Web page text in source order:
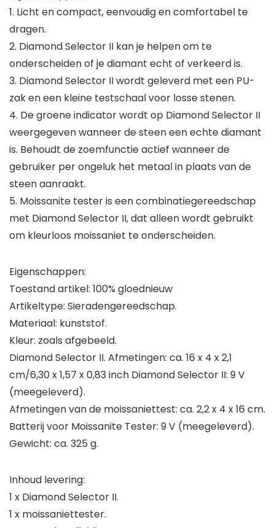
1. Licht en compact, eenvoudig en comfortabel te
dragen.
2. Diamond Selector II kan je helpen om te
onderscheiden of je diamant echt of verkeerd is.
3. Diamond Selector II wordt geleverd met een PU-
zak en een kleine testschaal voor losse stenen.
4. De groene indicator wordt op Diamond Selector II
weergegeven wanneer de steen een echte diamant
is. Behoudt de zoemfunctie actief wanneer de
gebruiker per ongeluk het metaal in plaats van de
steen aanraakt.
5. Moissanite tester is een combinatiegereedschap
met Diamond Selector II, dat alleen wordt gebruikt
om kleurloos moissaniet te onderscheiden.
Eigenschappen:
Toestand artikel: 100% gloednieuw
Artikeltype: Sieradengereedschap.
Materiaal: kunststof.
Kleur: zoals afgebeeld.
Diamond Selector II. Afmetingen: ca. 16 x 4 x 2,1
cm/6,30 x 1,57 x 0,83 inch Diamond Selector II: 9 V
(meegeleverd).
Afmetingen van de moissaniettest: ca. 2,2 x 4 x 16 cm.
Batterij voor Moissanite Tester: 9 V (meegeleverd).
Gewicht: ca. 325 g.
Inhoud levering:
1 x Diamond Selector II.
1 x moissaniettester.